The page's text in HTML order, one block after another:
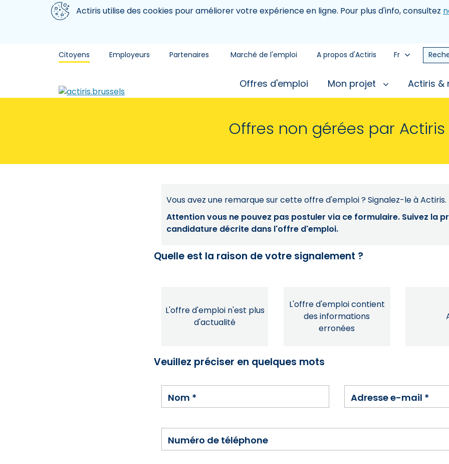
Aller au contenu principal
Nous utilisons des cookiesActiris utilise des cookies pour améliorer votre expérience en ligne. Pour plus d'info, consultez
Citoyens Employeurs Partenaires Marché de l'emploi A propos d'Actiris Fr
Offres d'emploi Mon projet Actiris
Offres non gérées par Actiris
Vous avez une remarque sur cette offre d'emploi ? Signalez-le à Actiris.
Attention vous ne pouvez pas postuler via ce formulaire. Suivez la
candidature décrite dans l'offre d'emploi.
Quelle est la raison de votre signalement ?
L'offre d'emploi n'est plus
d'actualité
L'offre d'emploi contient
des informations
erronées
Veuillez préciser en quelques mots
Nom * Adresse e-mail *
Numéro de téléphone